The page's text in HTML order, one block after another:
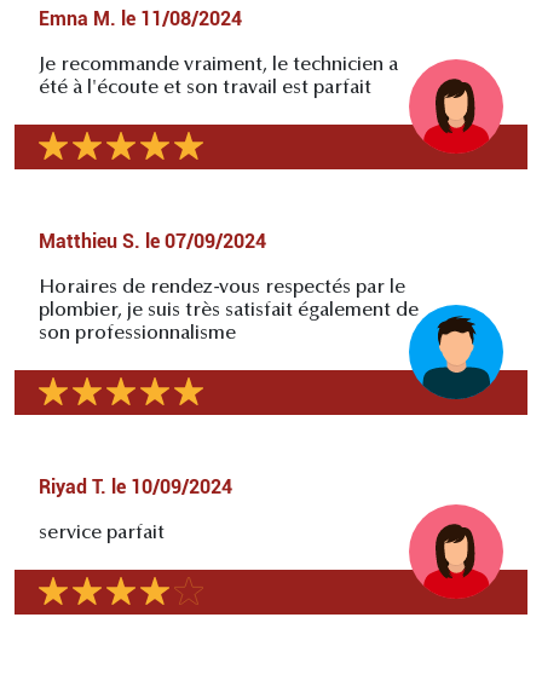
Emna M. le 11/08/2024
Je recommande vraiment, le technicien a
été à l'écoute et son travail est parfait
Matthieu S. le 07/09/2024
Horaires de rendez-vous respectés par le
plombier, je suis très satisfait également de
son professionnalisme
Riyad T. le 10/09/2024
service parfait